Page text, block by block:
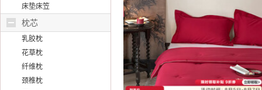
床垫床笠
枕芯
乳胶枕
花草枕
纤维枕
颈椎枕